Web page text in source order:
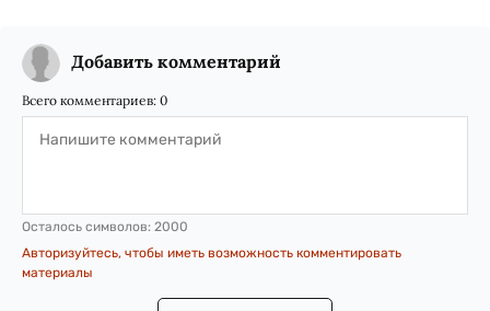
Добавить комментарий
Всего комментариев: 0
Осталось символов: 2000
Авторизуйтесь, чтобы иметь возможность комментировать
материалы